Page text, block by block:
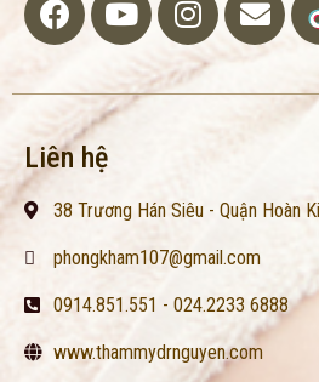
Liên hệ
38 Trương Hán Siêu - Quận Hoàn
phongkham107@gmail.com
0914.851.551 - 024.2233 6888
www.thammydrnguyen.com